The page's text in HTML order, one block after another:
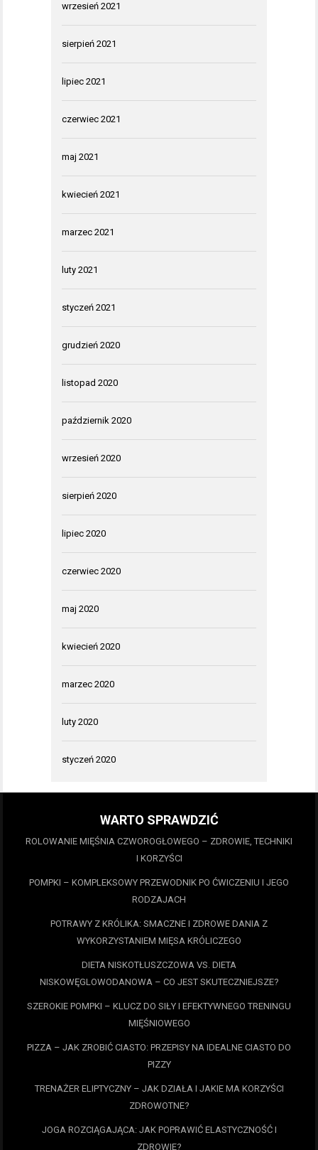
wrzesień 2021
sierpień 2021
lipiec 2021
czerwiec 2021
maj 2021
kwiecień 2021
marzec 2021
luty 2021
styczeń 2021
grudzień 2020
listopad 2020
październik 2020
wrzesień 2020
sierpień 2020
lipiec 2020
czerwiec 2020
maj 2020
kwiecień 2020
marzec 2020
luty 2020
styczeń 2020
WARTO SPRAWDZIĆ
ROLOWANIE MIĘŚNIA CZWOROGŁOWEGO – ZDROWIE, TECHNIKI
I KORZYŚCI
POMPKI – KOMPLEKSOWY PRZEWODNIK PO ĆWICZENIU I JEGO
RODZAJACH
POTRAWY Z KRÓLIKA: SMACZNE I ZDROWE DANIA Z
WYKORZYSTANIEM MIĘSA KRÓLICZEGO
DIETA NISKOTŁUSZCZOWA VS. DIETA
NISKOWĘGLOWODANOWA – CO JEST SKUTECZNIEJSZE?
SZEROKIE POMPKI – KLUCZ DO SIŁY I EFEKTYWNEGO TRENINGU
MIĘŚNIOWEGO
PIZZA – JAK ZROBIĆ CIASTO: PRZEPISY NA IDEALNE CIASTO DO
PIZZY
TRENAŻER ELIPTYCZNY – JAK DZIAŁA I JAKIE MA KORZYŚCI
ZDROWOTNE?
JOGA ROZCIĄGAJĄCA: JAK POPRAWIĆ ELASTYCZNOŚĆ I
ZDROWIE?